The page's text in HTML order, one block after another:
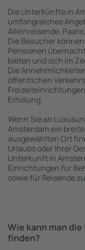
Die Unterkünfte in
umfangreiches
Alleinreisende,
Die Besucher
Pensionen
bieten und sich im
Die
öffentlichen
Erholung.
Wenn Sie an
Amsterdam ein
ausgewählten Ort
Urlaubs oder Ihrer
Unterkunft in
Einrichtungen für
sowie für Reisende
Wie kann man
finden?